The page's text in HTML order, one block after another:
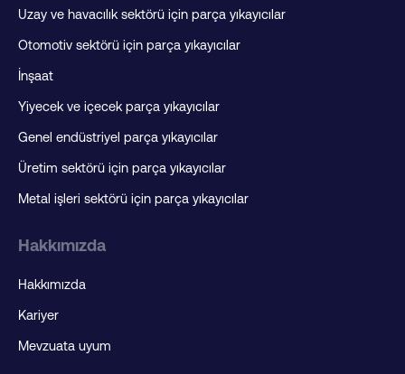
Uzay ve havacılık sektörü için parça yıkayıcılar
Otomotiv sektörü için parça yıkayıcılar
İnşaat
Yiyecek ve içecek parça yıkayıcılar
Genel endüstriyel parça yıkayıcılar
Üretim sektörü için parça yıkayıcılar
Metal işleri sektörü için parça yıkayıcılar
Hakkımızda
Hakkımızda
Kariyer
Mevzuata uyum